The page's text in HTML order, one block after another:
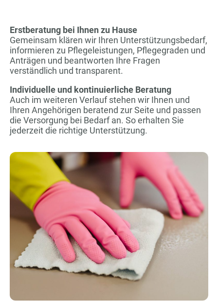
Erstberatung bei Ihnen zu Hause
Gemeinsam klären wir Ihren Unterstützungsbedarf,
informieren zu Pflegeleistungen, Pflegegraden und
Anträgen und beantworten Ihre Fragen
verständlich und transparent.
Individuelle und kontinuierliche Beratung
Auch im weiteren Verlauf stehen wir Ihnen und
Ihren Angehörigen beratend zur Seite und passen
die Versorgung bei Bedarf an. So erhalten Sie
jederzeit die richtige Unterstützung.